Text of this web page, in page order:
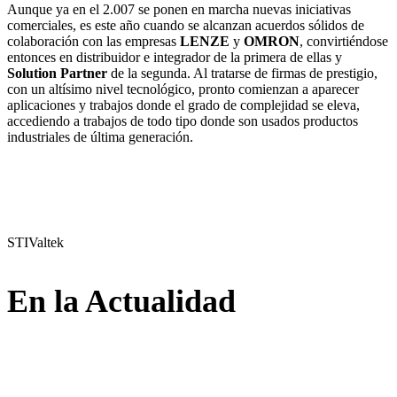
Aunque ya en el 2.007 se ponen en marcha nuevas iniciativas
comerciales, es este año cuando se alcanzan acuerdos sólidos de
colaboración con las empresas LENZE y OMRON, convirtiéndose
entonces en distribuidor e integrador de la primera de ellas y
Solution Partner de la segunda. Al tratarse de firmas de prestigio,
con un altísimo nivel tecnológico, pronto comienzan a aparecer
aplicaciones y trabajos donde el grado de complejidad se eleva,
accediendo a trabajos de todo tipo donde son usados productos
industriales de última generación.
STIValtek
En la Actualidad